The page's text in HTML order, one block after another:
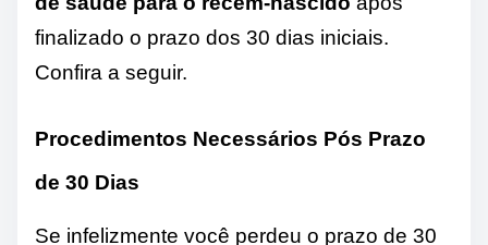
finalizado o prazo dos 30 dias iniciais.
Confira a seguir.
Procedimentos Necessários Pós Prazo
de 30 Dias
Se infelizmente você perdeu o prazo de 30